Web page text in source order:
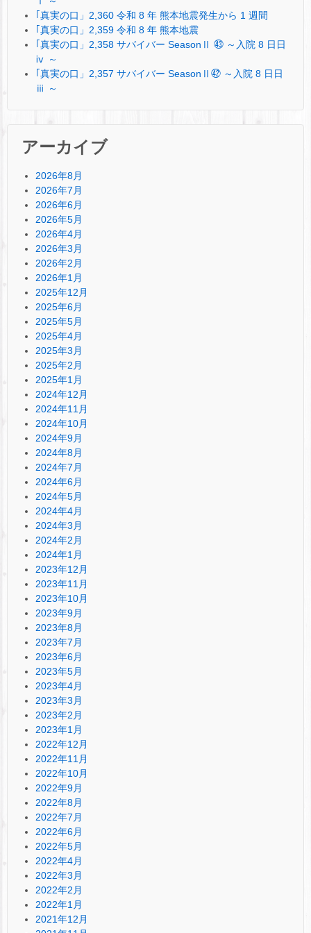
｢真実の口」2,360 令和 8 年 熊本地震発生から 1 週間
｢真実の口」2,359 令和 8 年 熊本地震
｢真実の口」2,358 サバイバー SeasonⅡ ㊸ ～入院 8 日日
ⅳ ～
｢真実の口」2,357 サバイバー SeasonⅡ㊷ ～入院 8 日日
ⅲ ～
アーカイブ
2026年8月
2026年7月
2026年6月
2026年5月
2026年4月
2026年3月
2026年2月
2026年1月
2025年12月
2025年6月
2025年5月
2025年4月
2025年3月
2025年2月
2025年1月
2024年12月
2024年11月
2024年10月
2024年9月
2024年8月
2024年7月
2024年6月
2024年5月
2024年4月
2024年3月
2024年2月
2024年1月
2023年12月
2023年11月
2023年10月
2023年9月
2023年8月
2023年7月
2023年6月
2023年5月
2023年4月
2023年3月
2023年2月
2023年1月
2022年12月
2022年11月
2022年10月
2022年9月
2022年8月
2022年7月
2022年6月
2022年5月
2022年4月
2022年3月
2022年2月
2022年1月
2021年12月